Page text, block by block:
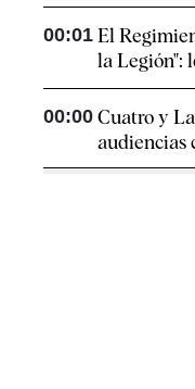
00:01 El
la Legión":
00:00 Cuatro y
audiencias